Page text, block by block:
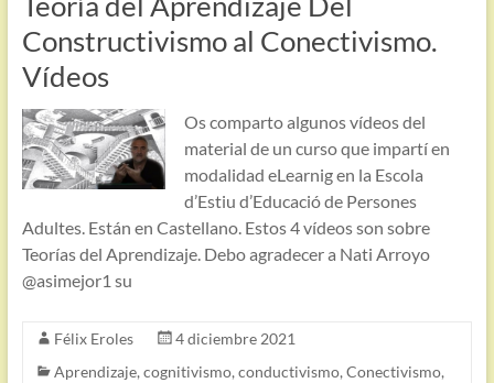
Constructivismo al Conectivismo.
Vídeos
Os comparto algunos vídeos del
material de un curso que impartí en
modalidad eLearnig en la Escola
d’Estiu d’Educació de Persones
Adultes. Están en Castellano. Estos 4 vídeos son sobre
Teorías del Aprendizaje. Debo agradecer a Nati Arroyo
@asimejor1 su
Félix Eroles
4 diciembre 2021
Aprendizaje, cognitivismo, conductivismo, Conectivismo,